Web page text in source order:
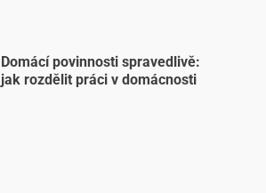
Domácí povinnosti spravedlivě:
jak rozdělit práci v domácnosti